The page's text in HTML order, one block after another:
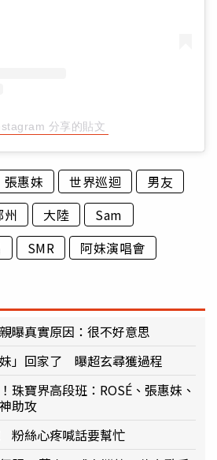
分享的貼文
張惠妹 世界巡迴
男友
州 大陸
Sam
SMR 阿妹演唱會
曝真實原因：很不好意思
」回家了 曝超玄尋獲過程
珠寶界高段班：ROSÉ、張惠妹、
助攻
粉絲心疼喊話要幫忙